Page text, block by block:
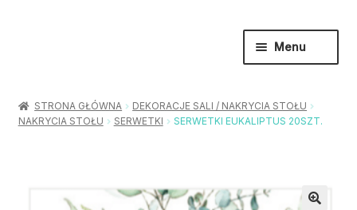
Menu
menu
Urodziny / Imprezy
Rozwiń
STRONA GŁÓWNA
DEKORACJE SALI / NAKRYCIA STOŁU
NAKRYCIA STOŁU
SERWETKI SERWETKI EUKALIPTUS 20SZT.